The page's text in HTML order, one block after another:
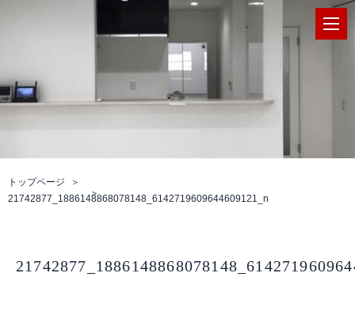
トップページ
21742877_1886148868078148_6142719609644609121_n